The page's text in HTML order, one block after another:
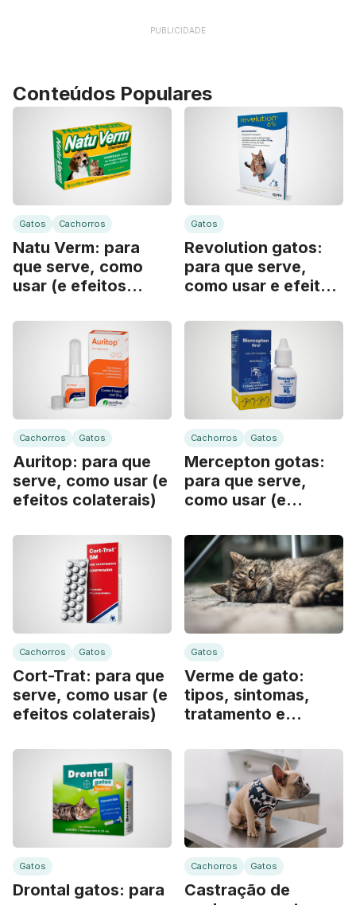
PUBLICIDADE
Conteúdos Populares
Gatos Cachorros
Natu Verm: para
que serve, como
usar (e efeitos
Gatos
Revolution gatos:
para que serve,
como usar e efeitos
Cachorros Gatos
Auritop: para que
serve, como usar (e
efeitos colaterais)
Cachorros Gatos
Mercepton gotas:
para que serve,
como usar (e
Cachorros Gatos
Cort-Trat: para que
serve, como usar (e
efeitos colaterais)
Gatos
Verme de gato:
tipos, sintomas,
tratamento e
Gatos
Drontal gatos: para
Cachorros Gatos
Castração de